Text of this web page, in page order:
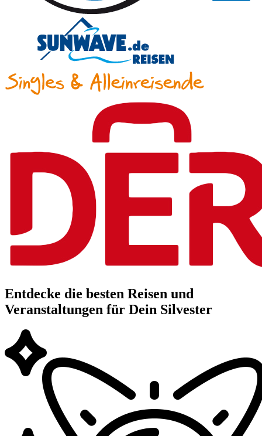
Entdecke die besten Reisen und
Veranstaltungen für Dein Silvester